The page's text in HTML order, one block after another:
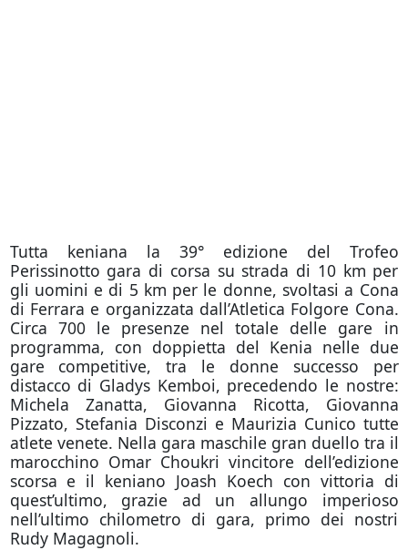
Tutta keniana la 39° edizione del Trofeo
Perissinotto gara di corsa su strada di 10 km per
gli uomini e di 5 km per le donne, svoltasi a Cona
di Ferrara e organizzata dall’Atletica Folgore Cona.
Circa 700 le presenze nel totale delle gare in
programma, con doppietta del Kenia nelle due
gare competitive, tra le donne successo per
distacco di Gladys Kemboi, precedendo le nostre:
Michela Zanatta, Giovanna Ricotta, Giovanna
Pizzato, Stefania Disconzi e Maurizia Cunico tutte
atlete venete. Nella gara maschile gran duello tra il
marocchino Omar Choukri vincitore dell’edizione
scorsa e il keniano Joash Koech con vittoria di
quest’ultimo, grazie ad un allungo imperioso
nell’ultimo chilometro di gara, primo dei nostri
Rudy Magagnoli.